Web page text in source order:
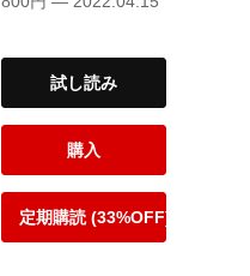
試し読み
購入
定期購読 (33%OFF)